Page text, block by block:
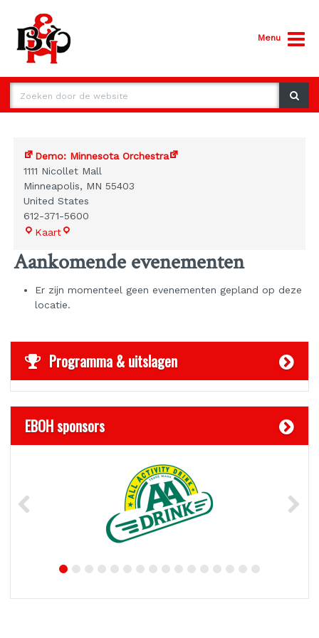
Menu
Demo: Minnesota Orchestra
1111 Nicollet Mall
Minneapolis, MN 55403
United States
612-371-5600
KaartDemo:
Orchestra
Aankomende evenementen
Er zijn momenteel geen evenementen gepland op deze
locatie.
Programma & uitslagen
EBOH sponsors